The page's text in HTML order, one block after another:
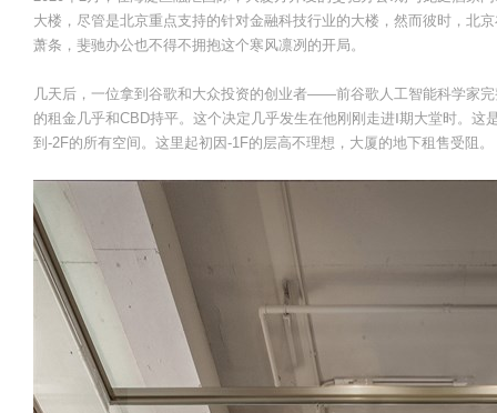
大楼，尽管是北京重点支持的针对金融科技行业的大楼，然而彼时，北
萧条，斐驰办公也不得不拥抱这个寒风凛冽的开局。
几天后，一位拿到谷歌和大众投资的创业者——前谷歌人工智能科学家
的租金几乎和CBD持平。这个决定几乎发生在他刚刚走进Ⅰ期大堂时。
到-2F的所有空间。这里起初因-1F的层高不理想，大厦的地下租售受阻。